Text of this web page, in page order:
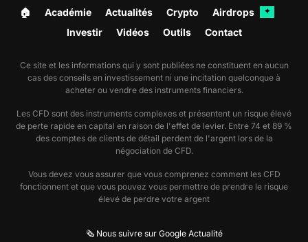
🏠︎ Académie Actualités Crypto Airdrops ✦
Investir Vidéos Outils Contact
Ce site et les informations qui y sont publiées ne constituent en aucun
cas des conseils en investissement ni une incitation quelconque à
acheter ou vendre des instruments financiers.
Les CFD sont des instruments complexes et présentent un risque élevé
de perte rapide en capital en raison de l'effet de levier. Entre 74 et 89 %
des comptes de clients de détail perdent de l'argent lors de la
négociation de CFD.
Vous devez vous assurer que vous comprenez comment les CFD
fonctionnent et que vous pouvez vous permettre de prendre le risque
élevé de perdre votre argent
🗞️ Nous suivre sur Google Actualité